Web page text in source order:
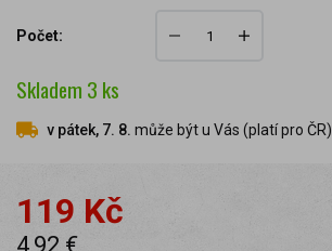
Počet:
Skladem 3 ks
v pátek, 7. 8. může být u Vás (platí pro ČR)
119 Kč
4,92 €